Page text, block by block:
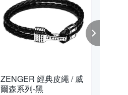
ZENGER 經典皮繩 / 威
爾森系列-黑